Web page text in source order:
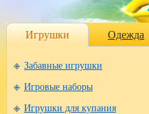
Игрушки Одежда
Забавные игрушки
Игровые наборы
Игрушки для купания